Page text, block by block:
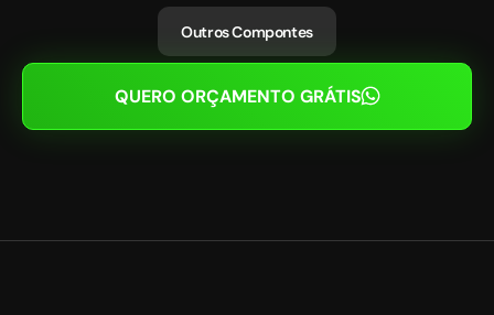
Outros Compontes
QUERO ORÇAMENTO GRÁTIS